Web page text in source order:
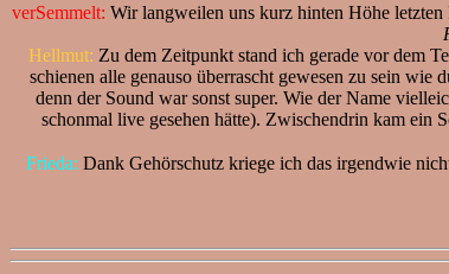
verSemmelt: Wir langweilen uns kurz hinten Höhe letzten
Hellmut: Zu dem Zeitpunkt stand ich gerade vor dem
schienen alle genauso überrascht gewesen zu sein wie
denn der Sound war sonst super. Wie der Name
schonmal live gesehen hätte). Zwischendrin kam ein
Frieda: Dank Gehörschutz kriege ich das irgendwie